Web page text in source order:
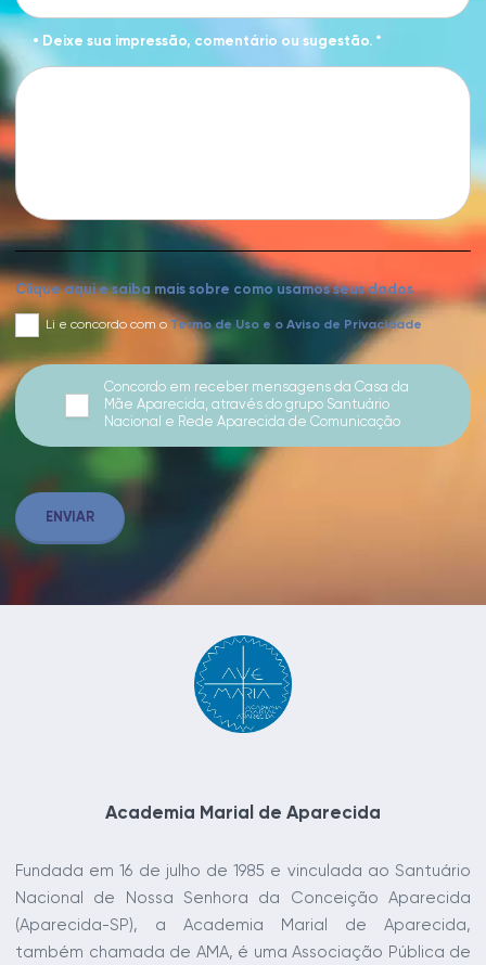
• Deixe sua impressão, comentário ou sugestão. *
Clique aqui e saiba mais sobre como usamos seus dados
Li e concordo com o Termo de Uso e o Aviso de Privacidade
Concordo em receber mensagens da Casa da
Mãe Aparecida, através do grupo Santuário
Nacional e Rede Aparecida de Comunicação
ENVIAR
Academia Marial de Aparecida
Fundada em 16 de julho de 1985 e vinculada ao Santuário
Nacional de Nossa Senhora da Conceição Aparecida
(Aparecida-SP), a Academia Marial de Aparecida,
também chamada de AMA, é uma Associação Pública de